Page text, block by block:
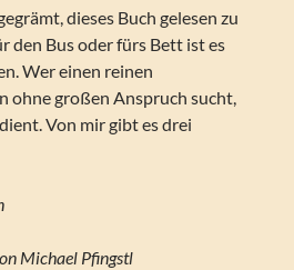
dieses Buch gelesen zu
den Bus oder fürs Bett ist es
Wer einen reinen
ohne großen Anspruch sucht,
Von mir gibt es drei
Michael Pfingstl